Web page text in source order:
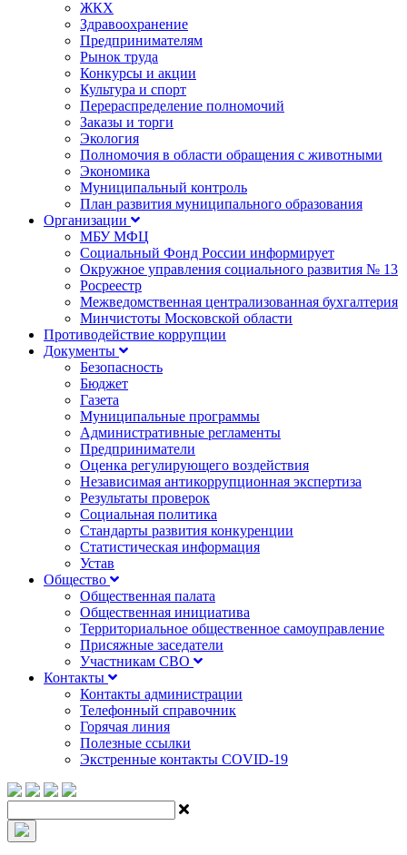
ЖКХ
Здравоохранение
Предпринимателям
Рынок труда
Конкурсы и акции
Культура и спорт
Перераспределение полномочий
Заказы и торги
Экология
Полномочия в области обращения с животными
Экономика
Муниципальный контроль
План развития муниципального образования
Организации
МБУ МФЦ
Социальный Фонд России информирует
Окружное управления социального развития № 13
Росреестр
Межведомственная централизованная бухгалтерия
Минчистоты Московской области
Противодействие коррупции
Документы
Безопасность
Бюджет
Газета
Муниципальные программы
Административные регламенты
Предприниматели
Оценка регулирующего воздействия
Независимая антикоррупционная экспертиза
Результаты проверок
Социальная политика
Стандарты развития конкуренции
Статистическая информация
Устав
Общество
Общественная палата
Общественная инициатива
Территориальное общественное самоуправление
Присяжные заседатели
Участникам СВО
Контакты
Контакты администрации
Телефонный справочник
Горячая линия
Полезные ссылки
Экстренные контакты COVID-19